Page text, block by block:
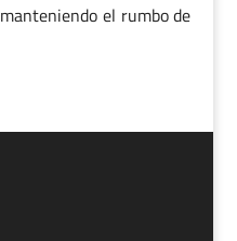
el rumbo de